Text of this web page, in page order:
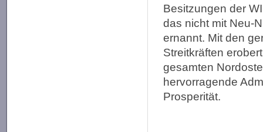
Besitzungen der
das nicht mit Neu-
ernannt. Mit den
Streitkräften
gesamten
hervorragende
Prosperität.